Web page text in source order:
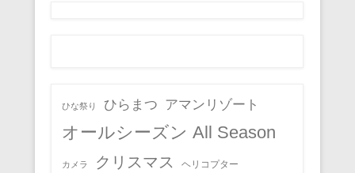
ひな祭り ひらまつ アマンリゾート
オールシーズン All Season
カメラ クリスマス ヘリコプター